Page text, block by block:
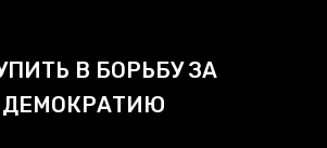
В БОРЬБУ ЗА
ДЕМОКРАТИЮ